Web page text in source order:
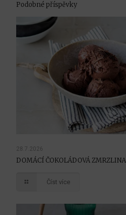
Podobné příspěvky
28.7.2026
DOMÁCÍ ČOKOLÁDOVÁ
Číst více